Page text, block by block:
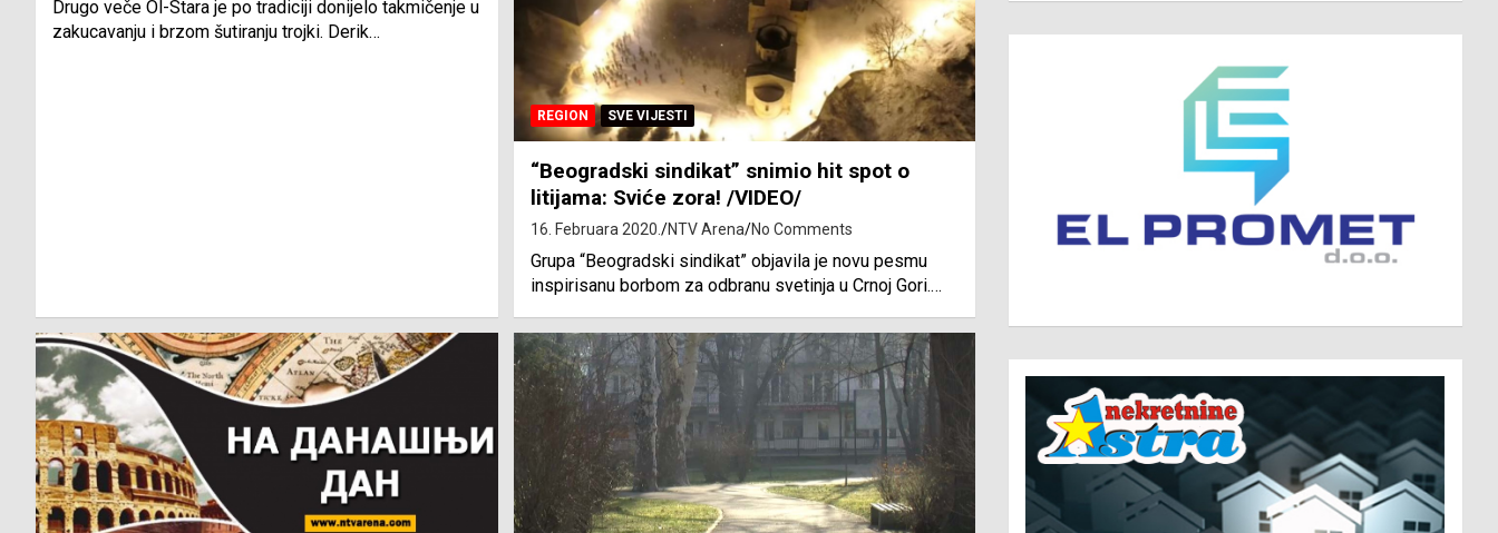
Drugo veče Ol-Stara je po tradiciji donijelo takmičenje u
zakucavanju i brzom šutiranju trojki. Derik…
REGION SVE VIJESTI
“Beogradski sindikat” snimio hit spot o
litijama: Sviće zora! /VIDEO/
16. Februara 2020. NTV Arena No Comments
Grupa “Beogradski sindikat” objavila je novu pesmu
inspirisanu borbom za odbranu svetinja u Crnoj Gori.…